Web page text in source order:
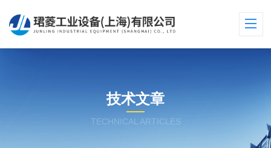
技术文章
TECHNICAL ARTICLES